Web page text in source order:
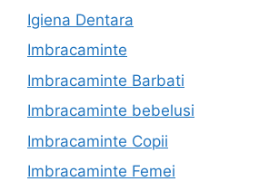
Igiena Dentara
Imbracaminte
Imbracaminte Barbati
Imbracaminte bebelusi
Imbracaminte Copii
Imbracaminte Femei